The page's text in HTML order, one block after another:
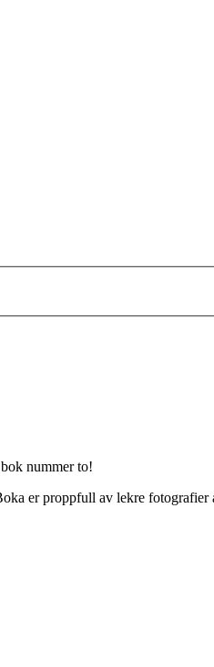
nummer to!
er proppfull av lekre fotografier